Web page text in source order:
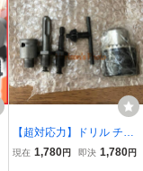
【超対応力】ドリル チャ
ック キー付き タイプ Φ1.
現在 1,780円 即決 1,780円